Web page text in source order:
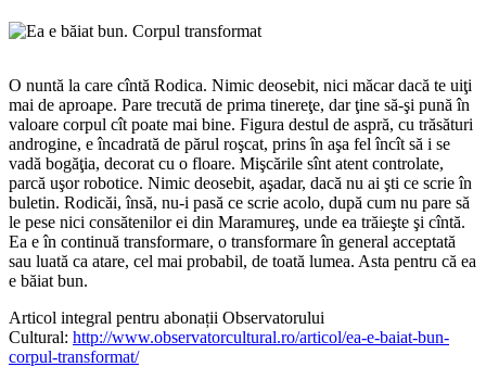
O nuntă la care cîntă Rodica. Nimic deosebit, nici măcar dacă te uiţi
mai de aproape. Pare trecută de prima tinereţe, dar ţine să-şi pună în
valoare corpul cît poate mai bine. Figura destul de aspră, cu trăsături
androgine, e încadrată de părul roşcat, prins în aşa fel încît să i se
vadă bogăţia, decorat cu o floare. Mişcările sînt atent controlate,
parcă uşor robotice. Nimic deosebit, aşadar, dacă nu ai şti ce scrie în
buletin. Rodicăi, însă, nu-i pasă ce scrie acolo, după cum nu pare să
le pese nici consătenilor ei din Maramureş, unde ea trăieşte şi cîntă.
Ea e în continuă transformare, o transformare în general acceptată
sau luată ca atare, cel mai probabil, de toată lumea. Asta pentru că ea
e băiat bun.
Articol integral pentru abonații Observatorului
Cultural: http://www.observatorcultural.ro/articol/ea-e-baiat-bun-
corpul-transformat/